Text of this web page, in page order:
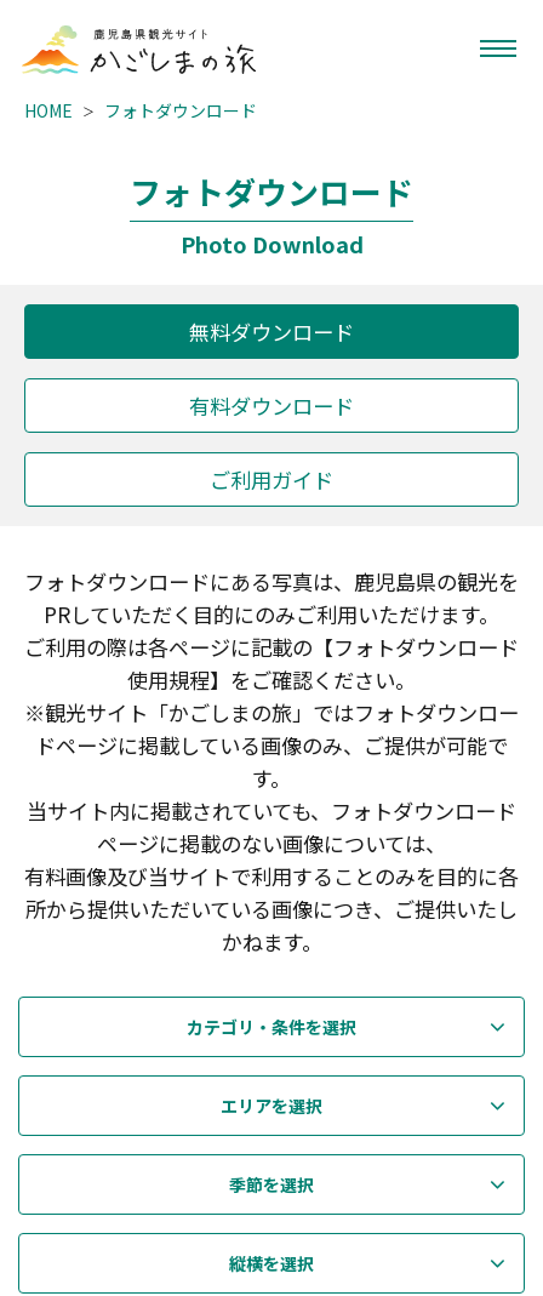
HOME フォトダウンロード
フォトダウンロード
Photo Download
無料ダウンロード
有料ダウンロード
ご利用ガイド
フォトダウンロードにある写真は、鹿児島県の観光を
PRしていただく目的にのみご利用いただけます。
ご利用の際は各ページに記載の【フォトダウンロード
使用規程】をご確認ください。
※観光サイト「かごしまの旅」ではフォトダウンロー
ドページに掲載している画像のみ、ご提供が可能で
す。
当サイト内に掲載されていても、フォトダウンロード
ページに掲載のない画像については、
有料画像及び当サイトで利用することのみを目的に各
所から提供いただいている画像につき、ご提供いたし
かねます。
カテゴリ・条件を選択
エリアを選択
季節を選択
縦横を選択